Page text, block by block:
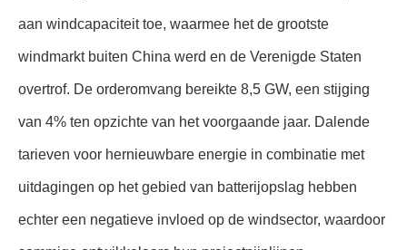
aan windcapaciteit toe, waarmee het de grootste
windmarkt buiten China werd en de Verenigde Staten
overtrof. De orderomvang bereikte 8,5 GW, een stijging
van 4% ten opzichte van het voorgaande jaar. Dalende
tarieven voor hernieuwbare energie in combinatie met
uitdagingen op het gebied van batterijopslag hebben
echter een negatieve invloed op de windsector, waardoor